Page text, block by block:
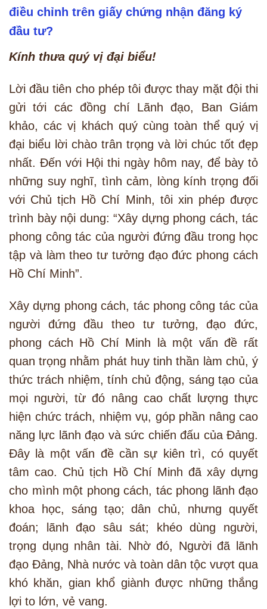
điều chỉnh trên giấy chứng nhận đăng ký
đầu tư?
Kính thưa quý vị đại biểu!
Lời đầu tiên cho phép tôi được thay mặt đội thi
gửi tới các đồng chí Lãnh đạo, Ban Giám
khảo, các vị khách quý cùng toàn thể quý vị
đại biểu lời chào trân trọng và lời chúc tốt đẹp
nhất. Đến với Hội thi ngày hôm nay, để bày tỏ
những suy nghĩ, tình cảm, lòng kính trọng đối
với Chủ tịch Hồ Chí Minh, tôi xin phép được
trình bày nội dung: “Xây dựng phong cách, tác
phong công tác của người đứng đầu trong học
tập và làm theo tư tưởng đạo đức phong cách
Hồ Chí Minh”.
Xây dựng phong cách, tác phong công tác của
người đứng đầu theo tư tưởng, đạo đức,
phong cách Hồ Chí Minh là một vấn đề rất
quan trọng nhằm phát huy tinh thần làm chủ, ý
thức trách nhiệm, tính chủ động, sáng tạo của
mọi người, từ đó nâng cao chất lượng thực
hiện chức trách, nhiệm vụ, góp phần nâng cao
năng lực lãnh đạo và sức chiến đấu của Đảng.
Đây là một vấn đề cần sự kiên trì, có quyết
tâm cao. Chủ tịch Hồ Chí Minh đã xây dựng
cho mình một phong cách, tác phong lãnh đạo
khoa học, sáng tạo; dân chủ, nhưng quyết
đoán; lãnh đạo sâu sát; khéo dùng người,
trọng dụng nhân tài. Nhờ đó, Người đã lãnh
đạo Đảng, Nhà nước và toàn dân tộc vượt qua
khó khăn, gian khổ giành được những thắng
lợi to lớn, vẻ vang.